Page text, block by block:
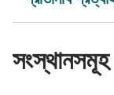
সংস্থানসমূহ